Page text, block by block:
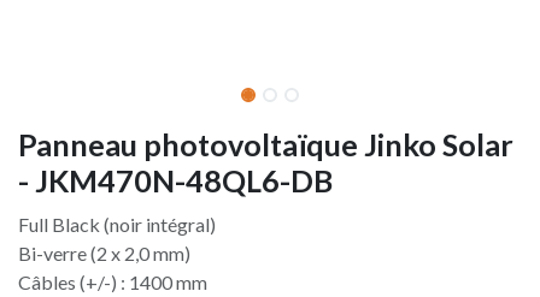
Panneau photovoltaïque Jinko Solar
- JKM470N-48QL6-DB
Full Black (noir intégral)
Bi-verre (2 x 2,0 mm)
Câbles (+/-) : 1400 mm